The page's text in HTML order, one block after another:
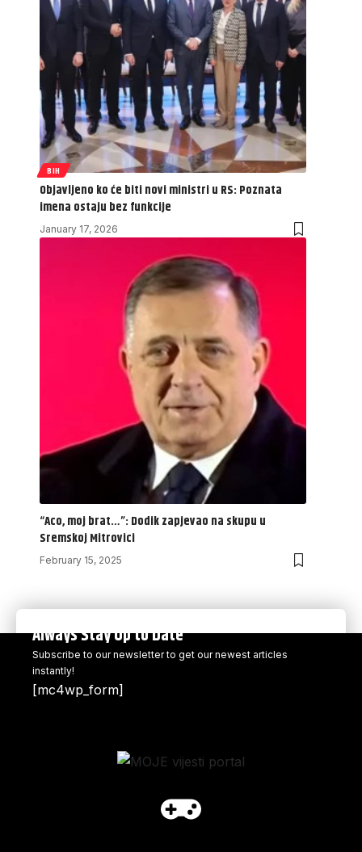
BIH
Objavljeno ko će biti novi ministri u RS: Poznata
imena ostaju bez funkcije
January 17, 2026
“Aco, moj brat…”: Dodik zapjevao na skupu u
Sremskoj Mitrovici
February 15, 2025
Always Stay Up to Date
Subscribe to our newsletter to get our newest articles
instantly!
[mc4wp_form]